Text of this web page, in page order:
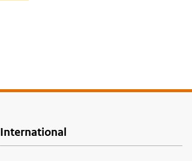
International